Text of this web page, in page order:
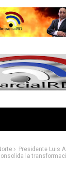
Presidente Luis
la